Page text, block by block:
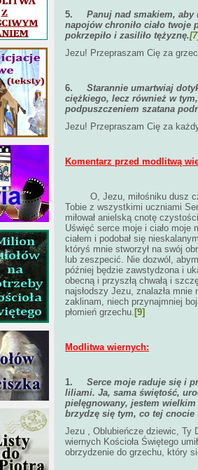
5. Panuj nad smakiem,
napojów chroniło ciało
pokrzepiło i zasiliło tężyznę.
Jezu! Przepraszam Cię za
6. Starannie umartwiaj
ciężkiego, lecz również w
podpuszczeniem szatana
Jezu! Przepraszam Cię za
Komentarz przed modlitwą
O, Jezu, miłośniku dusz
Tobie z wszystkimi uczniami
miłował anielską cnotę
Uświęć serce moje i ciało moje
ciałem i podobał się
któryś mnie stworzył na swój
lub zeszpecić. Nie dozwól,
później będzie zawstydzona i
obecną i przyszłą chwałą i
najsłodszy Jezu, znalazła
zaklinam, niech przynajmniej
płomień grzechu. [9]
Modlitwa wiernych:
1. Serce moje raduje się i
liliami. Ja, sama świętość,
pielęgnowany, jestem
brzydzę się tym, co tej
Jezu , Oblubieńcze dziewic, Ty
wiernych Kościoła Świętego
obrzydzenie do grzechu, który